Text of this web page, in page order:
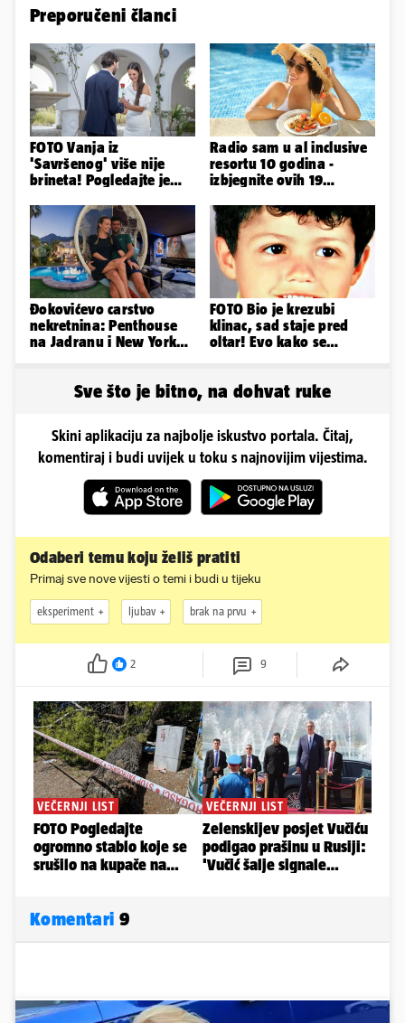
Preporučeni članci
FOTO Vanja iz
'Savršenog' više nije
brineta! Pogledajte je
Radio sam u al inclusive
resortu 10 godina -
izbjegnite ovih 19
odmor
Đokovićevo carstvo
nekretnina: Penthouse
na Jadranu i New Yorku,
FOTO Bio je krezubi
klinac, sad staje pred
oltar! Evo kako se
Sve što je bitno, na dohvat ruke
Skini aplikaciju za najbolje iskustvo portala. Čitaj,
komentiraj i budi uvijek u toku s najnovijim vijestima.
Odaberi temu koju želiš pratiti
Primaj sve nove vijesti o temi i budi u tijeku
eksperiment ljubav brak na prvu
2 9
Komentari 9